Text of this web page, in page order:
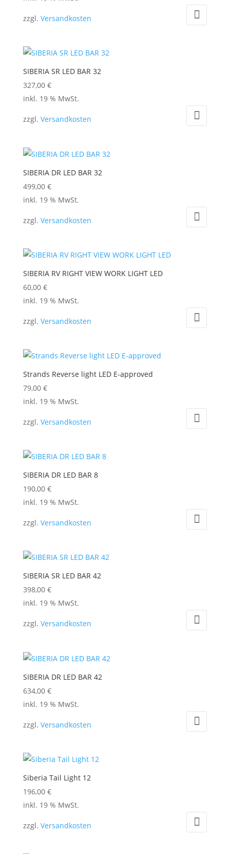
zzgl. Versandkosten
SIBERIA SR LED BAR 32
327,00 €
inkl. 19 % MwSt.
zzgl. Versandkosten
SIBERIA DR LED BAR 32
499,00 €
inkl. 19 % MwSt.
zzgl. Versandkosten
SIBERIA RV RIGHT VIEW WORK LIGHT LED
60,00 €
inkl. 19 % MwSt.
zzgl. Versandkosten
Strands Reverse light LED E-approved
79,00 €
inkl. 19 % MwSt.
zzgl. Versandkosten
SIBERIA DR LED BAR 8
190,00 €
inkl. 19 % MwSt.
zzgl. Versandkosten
SIBERIA SR LED BAR 42
398,00 €
inkl. 19 % MwSt.
zzgl. Versandkosten
SIBERIA DR LED BAR 42
634,00 €
inkl. 19 % MwSt.
zzgl. Versandkosten
Siberia Tail Light 12
196,00 €
inkl. 19 % MwSt.
zzgl. Versandkosten